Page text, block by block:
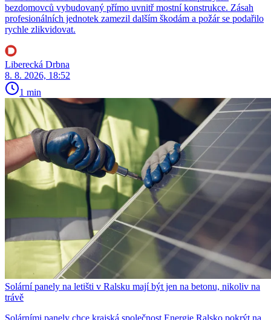
bezdomovců vybudovaný přímo uvnitř mostní konstrukce. Zásah
profesionálních jednotek zamezil dalším škodám a požár se podařilo
rychle zlikvidovat.
Liberecká Drbna
8. 8. 2026, 18:52
1 min
Solární panely na letišti v Ralsku mají být jen na betonu, nikoliv na
trávě
Solárními panely chce krajská společnost Energie Ralsko pokrýt na